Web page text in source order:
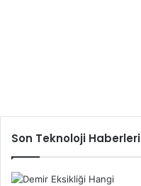
Son Teknoloji Haberleri